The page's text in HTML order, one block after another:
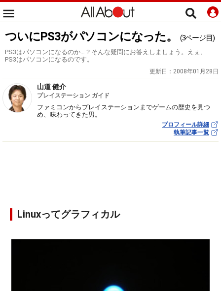
ついにPS3がパソコンになった。 (3ページ目)
PS3はパソコンになるのか…？そんな疑問にお答えしましょう。えぇ、
PS3はパソコンになるのです。
更新日： 2008年01月28日
山道 健介
プレイステーション ガイド
ファミコンからプレイステーションまでゲームの歴史を見つ
め、味わってきた男。
プロフィール詳細
執筆記事一覧
Linuxってグラフィカル